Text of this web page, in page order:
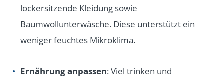
lockersitzende Kleidung sowie
Baumwollunterwäsche. Diese unterstützt ein
weniger feuchtes Mikroklima.
Ernährung anpassen: Viel trinken und